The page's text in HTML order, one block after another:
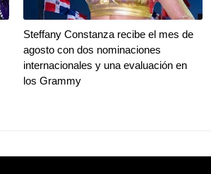
Steffany Constanza recibe el mes de
agosto con dos nominaciones
internacionales y una evaluación en
los Grammy